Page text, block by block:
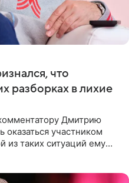
что
разборках в лихие
Дмитрию
участником
из таких ситуаций ему